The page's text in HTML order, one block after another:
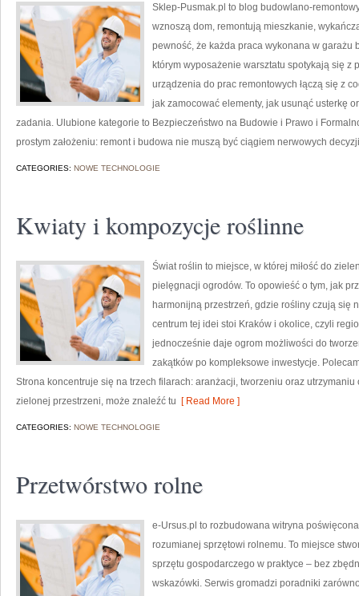
Sklep-Pusmak.pl to blog budowlano-
wznoszą dom, remontują mieszkanie,
pewność, że każda praca wykonana w garażu
którym wyposażenie warsztatu spotykają się z
urządzenia do prac remontowych łączą się z
jak zamocować elementy, jak usunąć usterkę
zadania. Ulubione kategorie to Bezpieczeństwo na Budowie i Prawo i
prostym założeniu: remont i budowa nie muszą być ciągiem nerwowych
CATEGORIES: NOWE TECHNOLOGIE
Kwiaty i kompozycje roślinne
Świat roślin to miejsce, w której miłość do
pielęgnacji ogrodów. To opowieść o tym, jak
harmonijną przestrzeń, gdzie rośliny czują się
centrum tej idei stoi Kraków i okolice, czyli
jednocześnie daje ogrom możliwości do
zakątków po kompleksowe inwestycje.
Strona koncentruje się na trzech filarach: aranżacji, tworzeniu oraz utrzymaniu
zielonej przestrzeni, może znaleźć tu [ Read More ]
CATEGORIES: NOWE TECHNOLOGIE
Przetwórstwo rolne
e-Ursus.pl to rozbudowana witryna
rozumianej sprzętowi rolnemu. To miejsce
sprzętu gospodarczego w praktyce – bez
wskazówki. Serwis gromadzi poradniki